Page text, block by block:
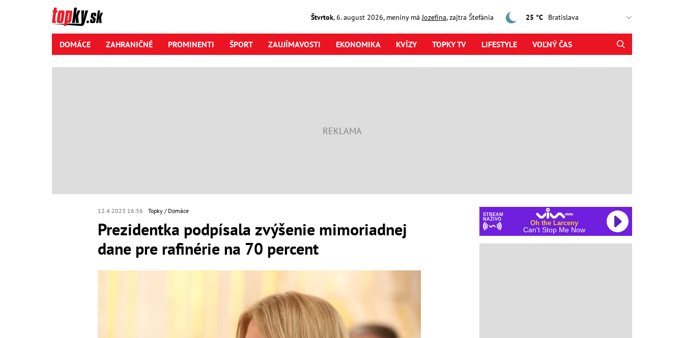
Štvrtok,6. august2026, meniny má Jozefína, zajtra Štefánia 25 °C
DOMÁCE ZAHRANIČNÉ PROMINENTI ŠPORT ZAUJÍMAVOSTI EKONOMIKA KVÍZY TOPKY TV LIFESTYLE VOĽNÝ ČAS
12.4.2023 16:56 Topky Domáce
Prezidentka podpísala zvýšenie mimoriadnej
dane pre rafinérie na 70 percent
STREAM
NAŽIVO
Oh the Larceny
Can't Stop Me Now